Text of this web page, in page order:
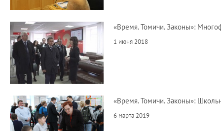
«Время. Томичи. Законы»:
1 июня 2018
«Время. Томичи. Законы»:
6 марта 2019